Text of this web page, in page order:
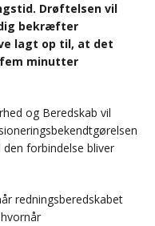
Drøftelsen vil
bekræfter
lagt op til, at det
minutter
og Beredskab vil
forbindelse bliver
redningsberedskabet